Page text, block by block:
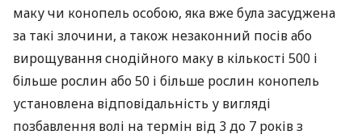
маку чи конопель особою, яка вже була засуджена
за такі злочини, а також незаконний посів або
вирощування снодійного маку в кількості 500 і
більше рослин або 50 і більше рослин конопель
установлена відповідальність у вигляді
позбавлення волі на термін від 3 до 7 років з